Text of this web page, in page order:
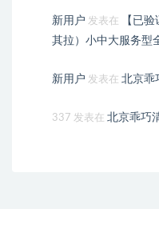
新用户 发表在
【已
其拉）小中大服务型
新用户 发表在 北京乖
337 发表在 北京乖巧